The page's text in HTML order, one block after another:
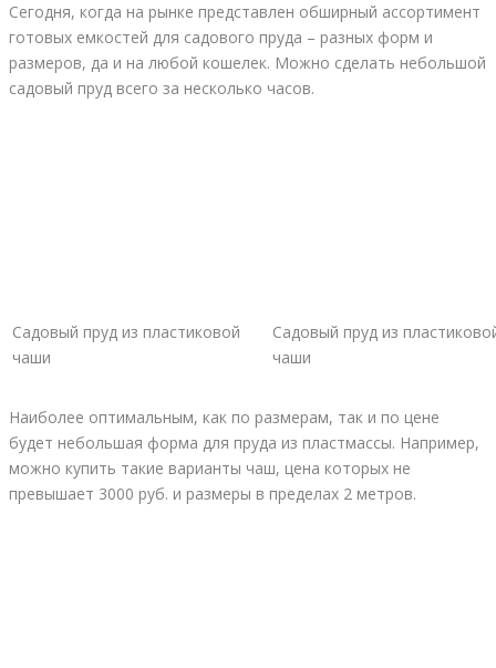
Сегодня, когда на рынке представлен обширный ассортимент
готовых емкостей для садового пруда – разных форм и
размеров, да и на любой кошелек. Можно сделать небольшой
садовый пруд всего за несколько часов.
Садовый пруд из пластиковой
чаши
Садовый пруд из
чаши
Наиболее оптимальным, как по размерам, так и по цене
будет небольшая форма для пруда из пластмассы. Например,
можно купить такие варианты чаш, цена которых не
превышает 3000 руб. и размеры в пределах 2 метров.